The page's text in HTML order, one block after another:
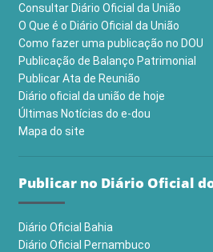
Consultar Diário Oficial da União
O Que é o Diário Oficial da União
Como fazer uma publicação no DOU
Publicação de Balanço Patrimonial
Publicar Ata de Reunião
Diário oficial da união de hoje
Últimas Notícias do e-dou
Mapa do site
Publicar no Diário Oficial
Diário Oficial Bahia
Diário Oficial Pernambuco